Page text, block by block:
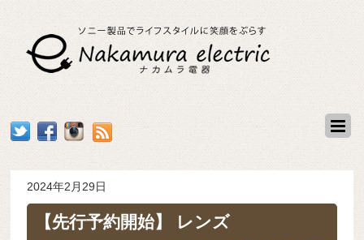
2024年2月29日
【先行予約開始】 レンズ